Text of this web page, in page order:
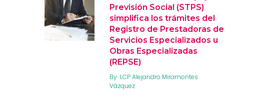
Previsión Social (STPS)
simplifica los trámites del
Registro de Prestadoras de
Servicios Especializados u
Obras Especializadas
(REPSE)
By LCP Alejandro Miramontes
Vázquez